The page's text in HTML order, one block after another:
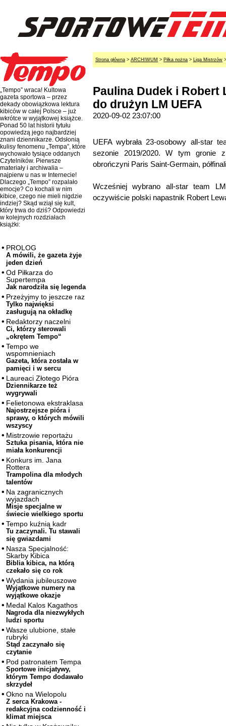
„Tempo” wraca! Kultowa
gazeta sportowa – przez
dekady obowiązkowa lektura
kibiców w całej Polsce – już
wkrótce w wyjątkowej książce.
Ponad 50 lat historii tytułu
opowiedzą jego najbardziej
znani dziennikarze. Odsłonią
kulisy fenomenu „Tempa”, które
wychowało tysiące oddanych
Czytelników. Pierwsze
materiały i archiwalia –
najpierw u nas w Internecie!
Dlaczego „Tempo” rozpalało
emocje? Co kochali w nim
kibice, czego nie mieli nigdzie
indziej? Skąd wziął się kult,
który trwa do dziś? Odpowiedzi
w kolejnych rozdziałach
książki:
PROLOG
A mówili, że gazeta żyje
jeden dzień
Od Piłkarza do
Supertempa
Jak narodziła się legenda
Przeżyjmy to jeszcze raz
Tylko najwięksi
zasługują na okładkę
Redaktorzy naczelni
Ci, którzy sterowali
„okrętem Tempo“
Tempo we
wspomnieniach
Gazeta, która została w
pamięci i w sercu
Laureaci Złotego Pióra
Dziennikarze też
wygrywali
Felietonowa ekstraklasa
Najostrzejsze pióra i
sprawy, o których mówili
wszyscy
Mistrzowie reportażu
Sztuka pisania, która nie
miała konkurencji
Konkurs im. Jana
Rottera
Trampolina dla młodych
talentów
Na zagranicznych
wyjazdach
Misje specjalne w
świecie wielkiego sportu
Tempo kuźnią kadr
Tu zaczynali. Tu stawali
się gwiazdami
Nasza Specjalność:
Skarby Kibica
Biblia kibica, na którą
czekało się co rok
Wydania jubileuszowe
Wyjątkowe numery na
wyjątkowe okazje
Medal Kalos Kagathos
Nagroda dla niezwykłych
ludzi sportu
Wasze ulubione, stałe
rubryki
Stąd zaczynało się
czytanie
Pod patronatem Tempa
Sportowe inicjatywy,
którym Tempo dodawało
skrzydeł
Okno na Wielopolu
Z serca Krakowa -
redakcyjna codzienność i
klimat miejsca
Strona główna > ARCHIWUM > Piłka nożna > Liga Mistrzów
Paulina Dudek i
do drużyn LM UEFA
2020-09-02 23:07:00
UEFA wybrała 23-osobowy all-star
sezonie 2019/2020. W tym gronie
obrończyni Paris Saint-Germain,
Wcześniej wybrano all-star team
oczywiście polski napastnik Robert